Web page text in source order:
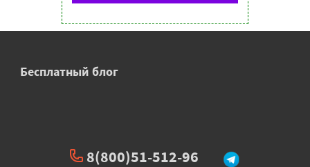
Бесплатный блог
8(800)51-512-96